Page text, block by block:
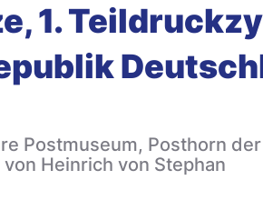
1.
Postmuseum, Posthorn
Heinrich von Stephan